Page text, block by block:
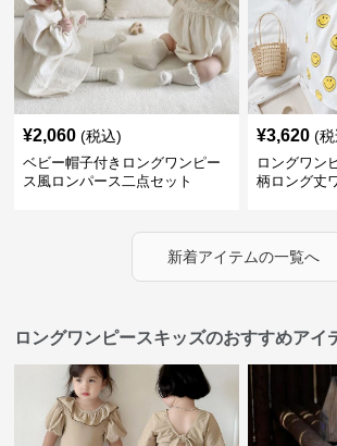
¥2,060 (税込)
ベビー帽子付きロングワンピー
ス風ロンパース二点セット
¥3,620 (
ロングワン
柄ロング丈
新着アイテムの一覧へ
ロングワンピースキッズのおすすめアイ